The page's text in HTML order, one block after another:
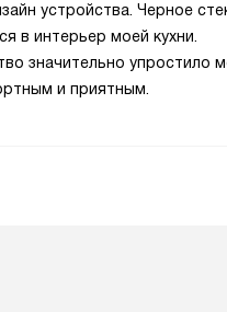
устройства. Черное
в интерьер моей кухни.
значительно упростило
и приятным.